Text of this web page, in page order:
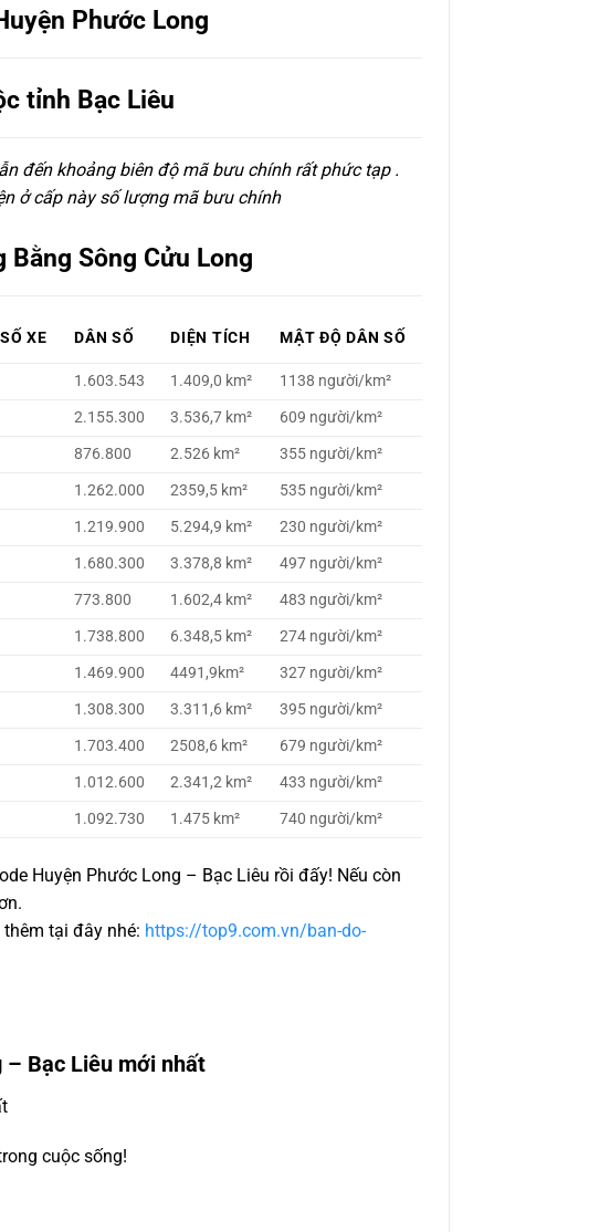
Phước Long
tỉnh Bạc Liêu
đến khoảng biên độ mã bưu chính rất phức tạp .
ở cấp này số lượng mã bưu chính
Sông Cửu Long
XE DÂN SỐ DIỆN TÍCH MẬT ĐỘ DÂN SỐ
1.603.543 1.409,0 km²
1138 người/km²
2.155.300 3.536,7 km²
609 người/km²
876.800 2.526 km²
355 người/km²
1.262.000 2359,5 km²
535 người/km²
1.219.900 5.294,9 km²
230 người/km²
1.680.300 3.378,8 km²
497 người/km²
773.800 1.602,4 km²
483 người/km²
1.738.800 6.348,5 km²
274 người/km²
1.469.900 4491,9km²
327 người/km²
1.308.300 3.311,6 km²
395 người/km²
1.703.400 2508,6 km²
679 người/km²
1.012.600 2.341,2 km²
433 người/km²
1.092.730 1.475 km² 740 người/km²
Huyện Phước Long – Bạc Liêu rồi đấy! Nếu còn
tại đây nhé: https://top9.com.vn/ban-do-
– Bạc Liêu mới nhất
cuộc sống!